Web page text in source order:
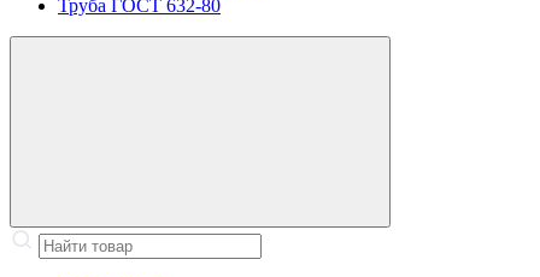
Труба ГОСТ 632-80